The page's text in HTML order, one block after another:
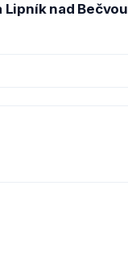
nad Bečvou